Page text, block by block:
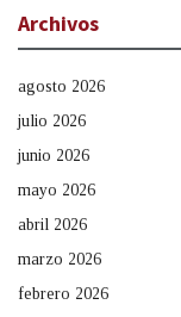
Archivos
agosto 2026
julio 2026
junio 2026
mayo 2026
abril 2026
marzo 2026
febrero 2026